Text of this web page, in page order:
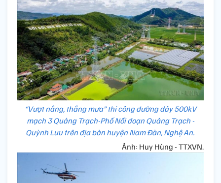
“Vượt nắng, thắng mưa” thi công đường dây 500kV
mạch 3 Quảng Trạch-Phố Nối đoạn Quảng Trạch -
Quỳnh Lưu trên địa bàn huyện Nam Đàn, Nghệ An.
Ảnh: Huy Hùng - TTXVN.